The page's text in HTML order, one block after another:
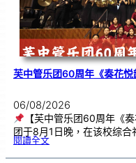
芙中管乐团60周年《奏花悦
06/08/2026
【芙中管乐团60周年《
团于8月1日晚，在该校综
閱讀全文:芙
乐